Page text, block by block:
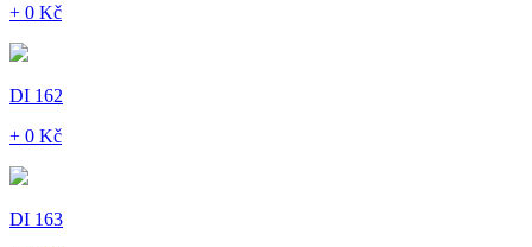
+ 0 Kč
DI 162
+ 0 Kč
DI 163